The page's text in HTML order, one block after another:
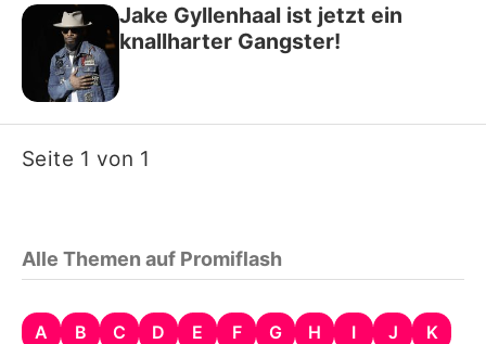
Jake Gyllenhaal ist jetzt ein
knallharter Gangster!
Seite 1 von 1
Alle Themen auf Promiflash
A B C D E F G H I J
K